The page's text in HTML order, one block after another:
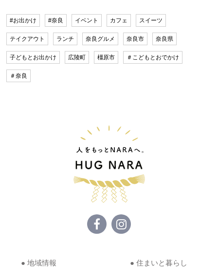
#お出かけ #奈良 イベント カフェ スイーツ
テイクアウト ランチ 奈良グルメ 奈良市 奈良県
子どもとお出かけ 広陵町 橿原市 ＃こどもとおでかけ
＃奈良
● 地域情報 ● 住まいと暮らし